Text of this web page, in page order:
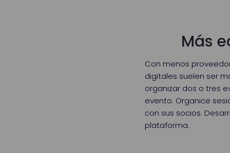
Más
Con menos
digitales suelen ser
organizar dos o tres
evento. Organice
con sus socios.
plataforma.